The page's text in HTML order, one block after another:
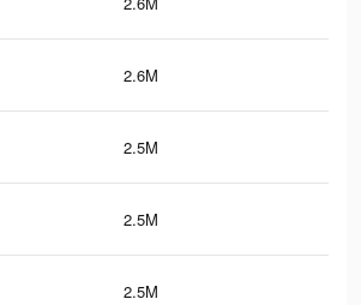
2.6M
2.5M
2.5M
2.5M